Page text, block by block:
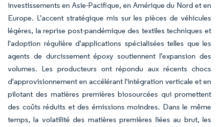
investissements en Asie-Pacifique, en Amérique du Nord et en
Europe. L'accent stratégique mis sur les pièces de véhicules
légères, la reprise post-pandémique des textiles techniques et
l'adoption régulière d'applications spécialisées telles que les
agents de durcissement époxy soutiennent l'expansion des
volumes. Les producteurs ont répondu aux récents chocs
d'approvisionnement en accélérant l'intégration verticale et en
pilotant des matières premières biosourcées qui promettent
des coûts réduits et des émissions moindres. Dans le même
temps, la volatilité des matières premières liées au brut, les